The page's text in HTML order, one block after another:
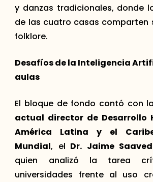
y danzas tradicionales, donde
de las cuatro casas comparten
folklore.
Desafíos de la Inteligencia
aulas
El bloque de fondo contó con
actual director de Desarrollo
América Latina y el
Mundial, el Dr. Jaime
quien analizó la tarea
universidades frente al uso